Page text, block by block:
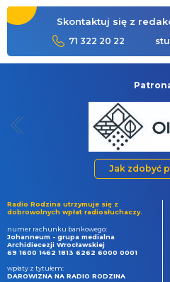
Skontaktuj się z
71 322 20 22
Jak zdobyć
Radio Rodzina utrzymuje się z
dobrowolnych wpłat radiosłuchaczy.
numer rachunku bankowego:
Johanneum - grupa medialna
Archidiecezji Wrocławskiej
69 1600 1462 1813 6262 6000 0001
wpłaty z tytułem:
DAROWIZNA NA RADIO RODZINA